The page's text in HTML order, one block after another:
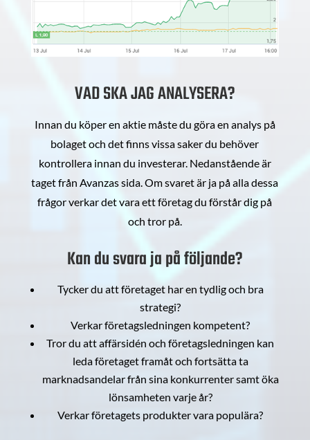
VAD SKA JAG ANALYSERA?
Innan du köper en aktie måste du göra en analys på
bolaget och det finns vissa saker du behöver
kontrollera innan du investerar. Nedanstående är
taget från Avanzas sida. Om svaret är ja på alla dessa
frågor verkar det vara ett företag du förstår dig på
och tror på.
Kan du svara ja på följande?
Tycker du att företaget har en tydlig och bra
strategi?
Verkar företagsledningen kompetent?
Tror du att affärsidén och företagsledningen kan
leda företaget framåt och fortsätta ta
marknadsandelar från sina konkurrenter samt öka
lönsamheten varje år?
Verkar företagets produkter vara populära?